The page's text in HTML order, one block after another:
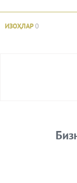
ИЗОҲЛАР0